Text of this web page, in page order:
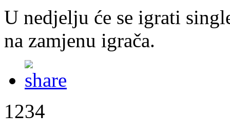
U nedjelju će se igrati
na zamjenu igrača.
1234